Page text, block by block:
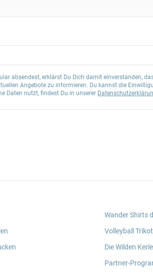
absendest, erklärst Du Dich damit einverstanden,
Angebote zu informieren. Du kannst die
Daten nutzt, findest Du in unserer
Wander Shirts
Volleyball
Die Wilden
Partner-